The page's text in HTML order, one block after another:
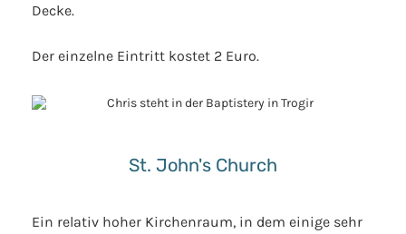
Decke.
Der einzelne Eintritt kostet 2 Euro.
St. John's Church
Ein relativ hoher Kirchenraum, in dem einige sehr